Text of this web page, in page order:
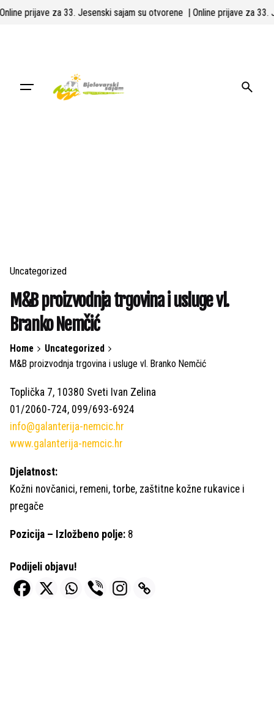
Skip
prijave za 33. Jesenski sajam su otvorene | Online prijave za
Uncategorized
M&B proizvodnja trgovina i usluge vl.
Branko Nemčić
Home
Uncategorized
M&B proizvodnja trgovina i usluge vl. Branko Nemčić
Toplička 7, 10380 Sveti Ivan Zelina
01/2060-724, 099/693-6924
info@galanterija-nemcic.hr
www.galanterija-nemcic.hr
Djelatnost:
Kožni novčanici, remeni, torbe, zaštitne kožne rukavice i
pregače
Pozicija – Izložbeno polje: 8
Podijeli objavu!